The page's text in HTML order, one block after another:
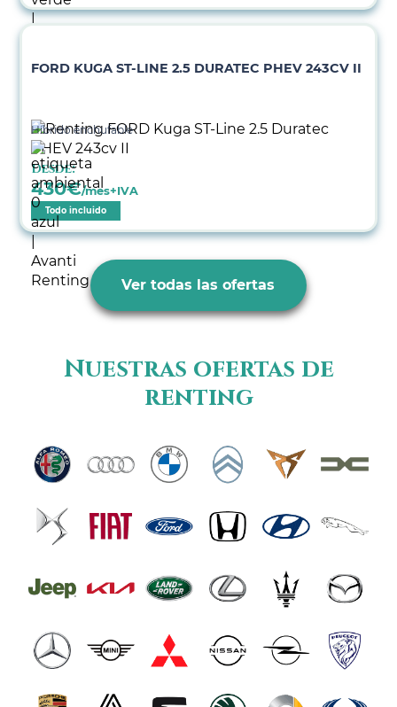
FORD KUGA ST-LINE 2.5 DURATEC PHEV 243CV II
Híbrido enchufable
Desde:
430€/mes+IVA
Todo incluido
Ver todas las ofertas
Nuestras ofertas de
renting